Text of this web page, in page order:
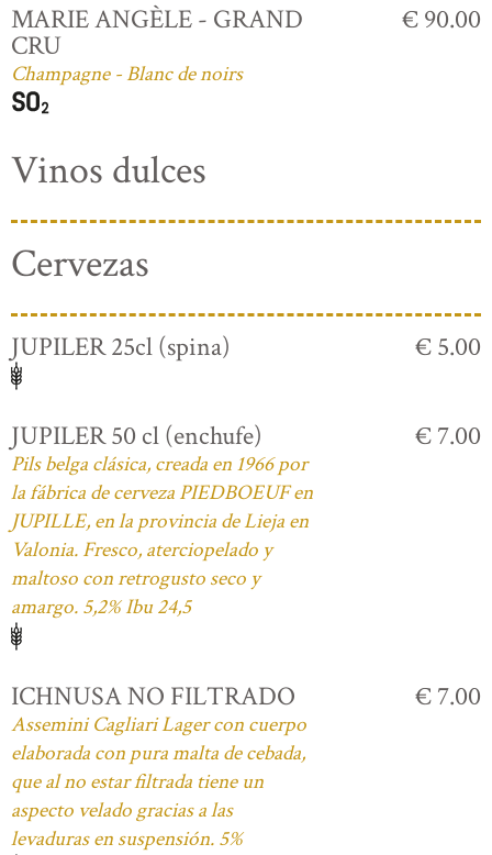
MARIE ANGÈLE - GRAND
CRU
Champagne - Blanc de noirs
€ 90.00
Vinos dulces
Cervezas
JUPILER 25cl (spina) € 5.00
JUPILER 50 cl (enchufe)
Pils belga clásica, creada en 1966 por
la fábrica de cerveza PIEDBOEUF en
JUPILLE, en la provincia de Lieja en
Valonia. Fresco, aterciopelado y
maltoso con retrogusto seco y
amargo. 5,2% Ibu 24,5
€ 7.00
ICHNUSA NO FILTRADO
Assemini Cagliari Lager con cuerpo
elaborada con pura malta de cebada,
que al no estar filtrada tiene un
aspecto velado gracias a las
levaduras en suspensión. 5%
€ 7.00